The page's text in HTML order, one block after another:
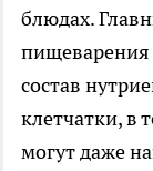
блюдах.
пищеварения
состав
клетчатки, в
могут даже